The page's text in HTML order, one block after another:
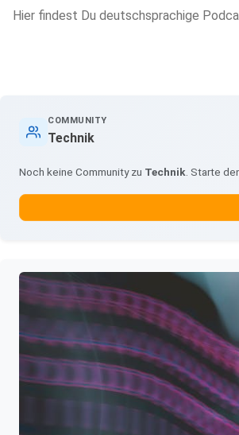
Hier findest Du deutschsprachige
COMMUNITY
Technik
Noch keine Community zu Technik . Starte